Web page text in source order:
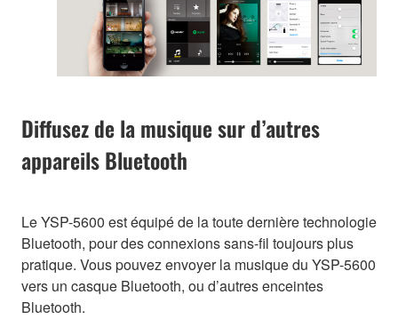
Diffusez de la musique sur d’autres
appareils Bluetooth
Le YSP-5600 est équipé de la toute dernière technologie
Bluetooth, pour des connexions sans-fil toujours plus
pratique. Vous pouvez envoyer la musique du YSP-5600
vers un casque Bluetooth, ou d’autres enceintes
Bluetooth.